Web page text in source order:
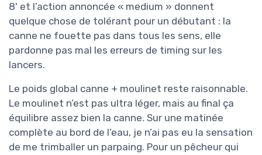
8' et l’action annoncée « medium » donnent
quelque chose de tolérant pour un débutant : la
canne ne fouette pas dans tous les sens, elle
pardonne pas mal les erreurs de timing sur les
lancers.
Le poids global canne + moulinet reste raisonnable.
Le moulinet n’est pas ultra léger, mais au final ça
équilibre assez bien la canne. Sur une matinée
complète au bord de l’eau, je n’ai pas eu la sensation
de me trimballer un parpaing. Pour un pêcheur qui